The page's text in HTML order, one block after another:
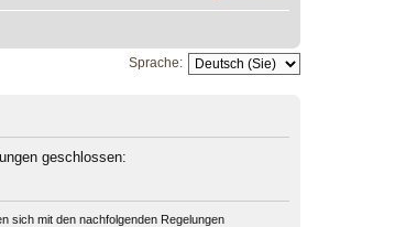
Sprache:
geschlossen:
sich mit den nachfolgenden Regelungen